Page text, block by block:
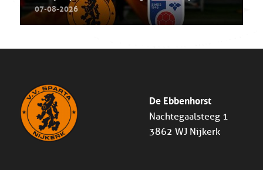
07-08-2026
De Ebbenhorst
Nachtegaalsteeg 1
3862 WJ Nijkerk